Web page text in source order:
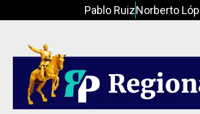
Pablo RuizNorberto